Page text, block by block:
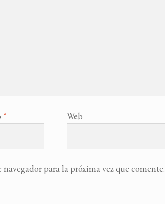
* Web
para la próxima vez que comente.